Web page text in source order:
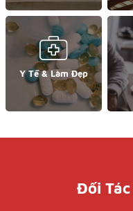
Y Tế & Làm Đẹp
Đối